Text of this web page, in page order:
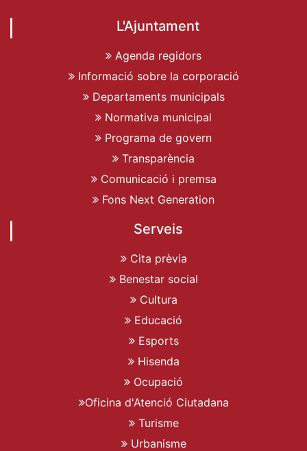
L'Ajuntament
Agenda regidors
Informació sobre la corporació
Departaments municipals
Normativa municipal
Programa de govern
Transparència
Comunicació i premsa
Fons Next Generation
Serveis
Cita prèvia
Benestar social
Cultura
Educació
Esports
Hisenda
Ocupació
Oficina d'Atenció Ciutadana
Turisme
Urbanisme